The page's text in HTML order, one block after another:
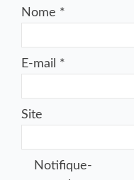
Nome *
E-mail *
Site
Notifique-